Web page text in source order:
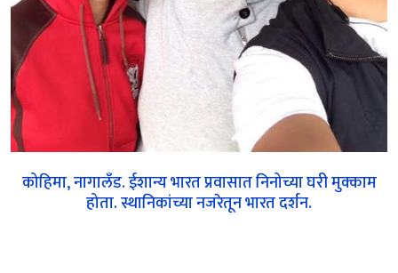
कोहिमा, नागालँड. ईशान्य भारत प्रवासात निनोच्या घरी मुक्काम
होता. स्थानिकांच्या नजरेतून भारत दर्शन.